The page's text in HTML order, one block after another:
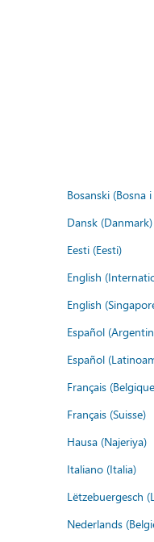
Bosanski (Bosna
Dansk (Danmark)
Eesti (Eesti)
English
English
Español
Español
Français
Français (Suisse)
Hausa (Najeriya)
Italiano (Italia)
Lëtzebuergesch
Nederlands